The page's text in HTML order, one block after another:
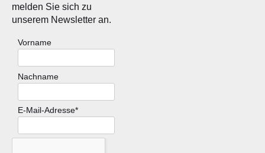
melden Sie sich zu
unserem Newsletter an.
Vorname
Nachname
E-Mail-Adresse*